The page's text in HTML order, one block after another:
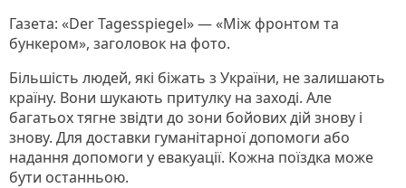
Газета: «Der Tagesspiegel» — «Між фронтом та
бункером», заголовок на фото.
Більшість людей, які біжать з України, не залишають
країну. Вони шукають притулку на заході. Але
багатьох тягне звідти до зони бойових дій знову і
знову. Для доставки гуманітарної допомоги або
надання допомоги у евакуації. Кожна поїздка може
бути останньою.